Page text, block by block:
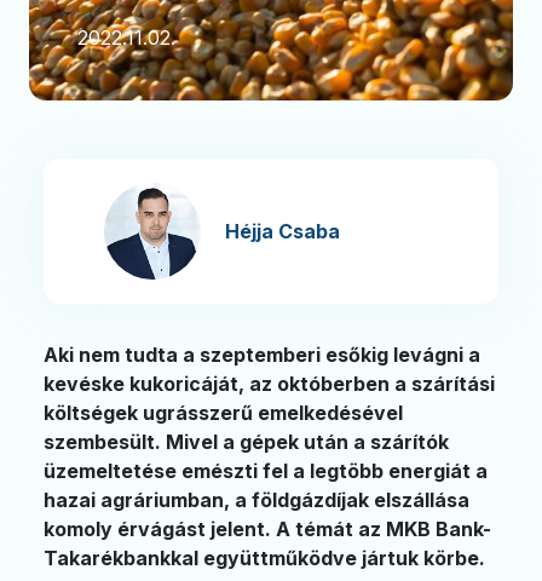
2022.11.02.
Héjja Csaba
Aki nem tudta a szeptemberi esőkig levágni a
kevéske kukoricáját, az októberben a szárítási
költségek ugrásszerű emelkedésével
szembesült. Mivel a gépek után a szárítók
üzemeltetése emészti fel a legtöbb energiát a
hazai agráriumban, a földgázdíjak elszállása
komoly érvágást jelent. A témát az MKB Bank-
Takarékbankkal együttműködve jártuk körbe.